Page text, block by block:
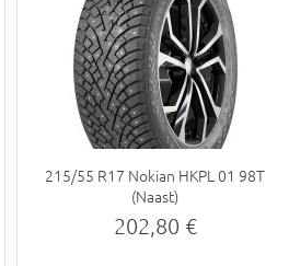
215/55 R17 Nokian HKPL 01 98T
(Naast)
202,80 €